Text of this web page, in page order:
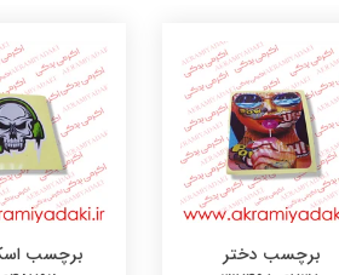
برچسب دختر
برچسب